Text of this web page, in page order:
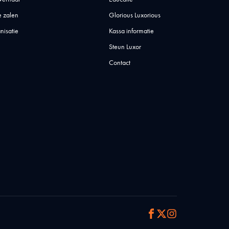
zalen
Glorious Luxorious
Kassa informatie
Steun Luxor
Contact